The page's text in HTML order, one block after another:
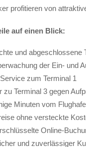
profitieren von
auf einen Blick:
und abgeschlossene
der Ein- und
zum Terminal 1
zu Terminal 3 gegen
Minuten vom
ohne versteckte
Online-
und zuverlässiger